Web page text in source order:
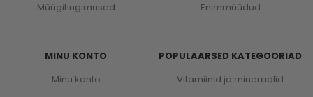
Müügitingimused
MINU KONTO
Minu konto
Enimmüüdud
POPULAARSED KATEGOORIAD
Vitamiinid ja mineraalid